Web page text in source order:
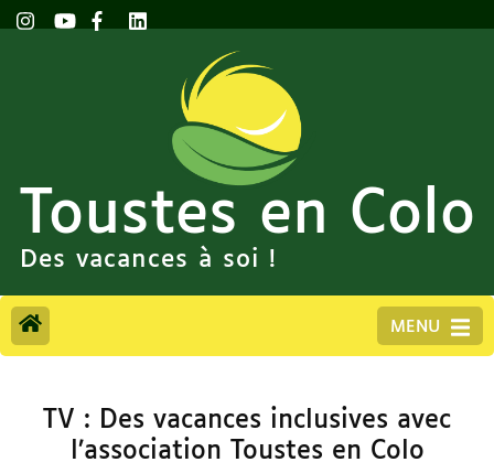
Toustes en Colo
Des vacances à soi !
MENU
TV : Des vacances inclusives avec
l’association Toustes en Colo